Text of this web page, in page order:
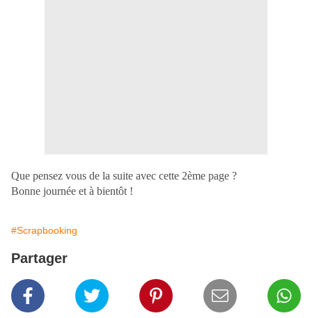
Que pensez vous de la suite avec cette 2ème page ?
Bonne journée et à bientôt !
#Scrapbooking
Partager